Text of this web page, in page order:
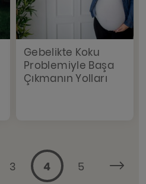
Gebelikte Koku
Problemiyle Başa
Çıkmanın Yolları
3 4 5